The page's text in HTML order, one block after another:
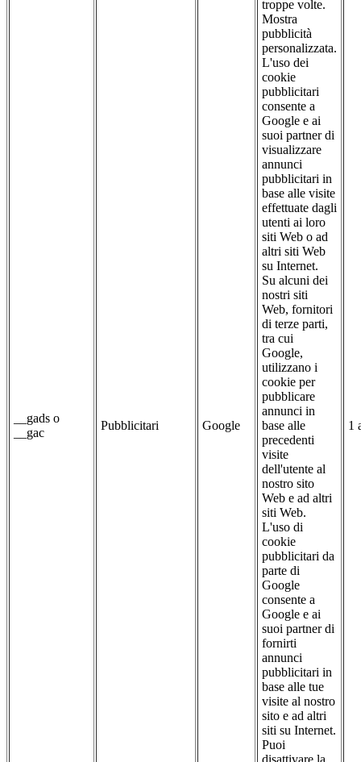
__gads o
__gac
Pubblicitari Google
troppe volte.
Mostra
pubblicità
personalizzata.
L'uso dei
cookie
pubblicitari
consente a
Google e ai
suoi partner di
visualizzare
annunci
pubblicitari in
base alle visite
effettuate dagli
utenti ai loro
siti Web o ad
altri siti Web
su Internet.
Su alcuni dei
nostri siti
Web, fornitori
di terze parti,
tra cui
Google,
utilizzano i
cookie per
pubblicare
annunci in
base alle
precedenti
visite
dell'utente al
nostro sito
Web e ad altri
siti Web.
L'uso di
cookie
pubblicitari da
parte di
Google
consente a
Google e ai
suoi partner di
fornirti
annunci
pubblicitari in
base alle tue
visite al nostro
sito e ad altri
siti su Internet.
Puoi
1